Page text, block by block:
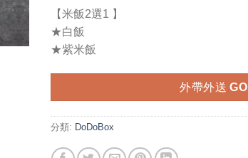
【米飯2選1 】
★白飯
★紫米飯
外帶外送 GO
分類: DoDoBox